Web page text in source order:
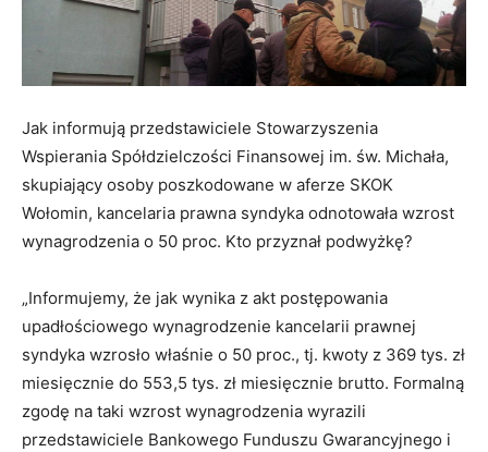
Jak informują przedstawiciele Stowarzyszenia
Wspierania Spółdzielczości Finansowej im. św. Michała,
skupiający osoby poszkodowane w aferze SKOK
Wołomin, kancelaria prawna syndyka odnotowała wzrost
wynagrodzenia o 50 proc. Kto przyznał podwyżkę?
„Informujemy, że jak wynika z akt postępowania
upadłościowego wynagrodzenie kancelarii prawnej
syndyka wzrosło właśnie o 50 proc., tj. kwoty z 369 tys. zł
miesięcznie do 553,5 tys. zł miesięcznie brutto. Formalną
zgodę na taki wzrost wynagrodzenia wyrazili
przedstawiciele Bankowego Funduszu Gwarancyjnego i